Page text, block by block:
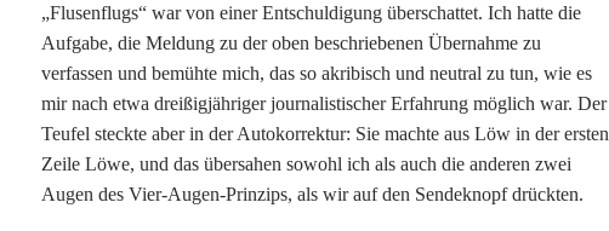
„Flusenflugs“ war von einer Entschuldigung überschattet. Ich hatte die
Aufgabe, die Meldung zu der oben beschriebenen Übernahme zu
verfassen und bemühte mich, das so akribisch und neutral zu tun, wie es
mir nach etwa dreißigjähriger journalistischer Erfahrung möglich war. Der
Teufel steckte aber in der Autokorrektur: Sie machte aus Löw in der ersten
Zeile Löwe, und das übersahen sowohl ich als auch die anderen zwei
Augen des Vier-Augen-Prinzips, als wir auf den Sendeknopf drückten.